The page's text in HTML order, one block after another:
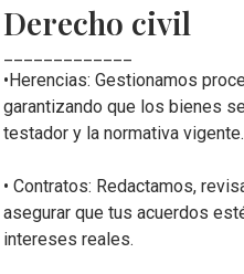
Derecho civil
•Herencias: Gestionamos
garantizando que los bienes
testador y la normativa vigente.
• Contratos: Redactamos,
asegurar que tus acuerdos
intereses reales.